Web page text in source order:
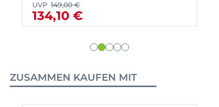
UVP 149,00 €
134,10 €
ZUSAMMEN KAUFEN MIT